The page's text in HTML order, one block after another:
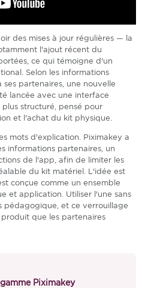
des mises à jour régulières — la
l'ajout récent du
ce qui témoigne d'un
Selon les informations
partenaires, une nouvelle
lancée avec une interface
structuré, pensé pour
et l'achat du kit physique.
mots d'explication. Piximakey a
informations partenaires, un
de l'app, afin de limiter les
du kit matériel. L'idée est
conçue comme un ensemble
et application. Utiliser l'une sans
pédagogique, et ce verrouillage
que les partenaires
Piximakey